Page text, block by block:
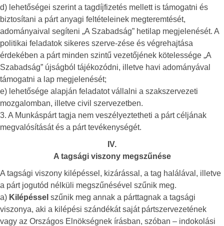
d) lehetőségei szerint a tagdíjfizetés mellett is támogatni és
biztosítani a párt anyagi feltételeinek megteremtését,
adományaival segíteni „A Szabadság” hetilap megjelenését. A
politikai feladatok sikeres szerve-zése és végrehajtása
érdekében a párt minden szintű vezetőjének kötelessége „A
Szabadság” újságból tájékozódni, illetve havi adományával
támogatni a lap megjelenését;
e) lehetősége alapján feladatot vállalni a szakszervezeti
mozgalomban, illetve civil szervezetben.
3. A Munkáspárt tagja nem veszélyeztetheti a párt céljának
megvalósítását és a párt tevékenységét.
IV.
A tagsági viszony megszűnése
A tagsági viszony kilépéssel, kizárással, a tag halálával, illetve
a párt jogutód nélküli megszűnésével szűnik meg.
a) Kilépéssel szűnik meg annak a párttagnak a tagsági
viszonya, aki a kilépési szándékát saját pártszervezetének
vagy az Országos Elnökségnek írásban, szóban – indokolási